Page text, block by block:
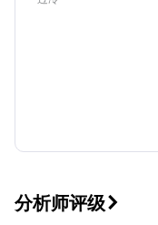
分析师评级